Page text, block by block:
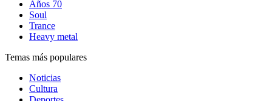
Años 70
Soul
Trance
Heavy metal
Temas más populares
Noticias
Cultura